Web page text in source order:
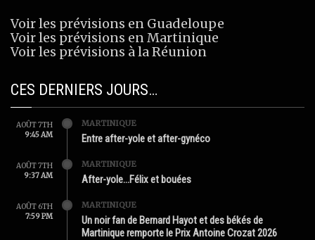
Voir les prévisions en Guadeloupe
Voir les prévisions en Martinique
Voir les prévisions à la Réunion
CES DERNIERS JOURS…
AOÛT 7TH
9:45 AM
MARTINIQUE
Entre after-yole et after-gynéco
AOÛT 7TH
9:37 AM
MARTINIQUE
After-yole…Félix et bouées
AOÛT 6TH
7:59 PM
MARTINIQUE
Un noir fan de Bernard Hayot et des békés de
Martinique remporte le Prix Antoine Crozat 2026